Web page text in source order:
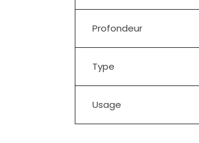
Profondeur
Type
Usage